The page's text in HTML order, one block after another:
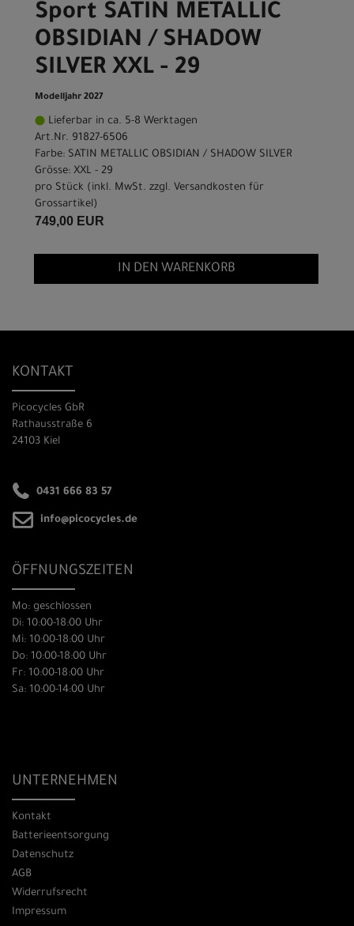
Sport SATIN METALLIC
OBSIDIAN / SHADOW
SILVER XXL - 29
Modelljahr 2027
Lieferbar in ca. 5-8 Werktagen
Art.Nr. 91827-6506
Farbe: SATIN METALLIC OBSIDIAN / SHADOW SILVER
Grösse: XXL - 29
pro Stück (inkl. MwSt. zzgl. Versandkosten für
Grossartikel)
749,00 EUR
IN DEN WARENKORB
KONTAKT
Picocycles GbR
Rathausstraße 6
24103 Kiel
0431 666 83 57
info@picocycles.de
ÖFFNUNGSZEITEN
Mo: geschlossen
Di: 10:00-18:00 Uhr
Mi: 10:00-18:00 Uhr
Do: 10:00-18:00 Uhr
Fr: 10:00-18:00 Uhr
Sa: 10:00-14:00 Uhr
UNTERNEHMEN
Kontakt
Batterieentsorgung
Datenschutz
AGB
Widerrufsrecht
Impressum